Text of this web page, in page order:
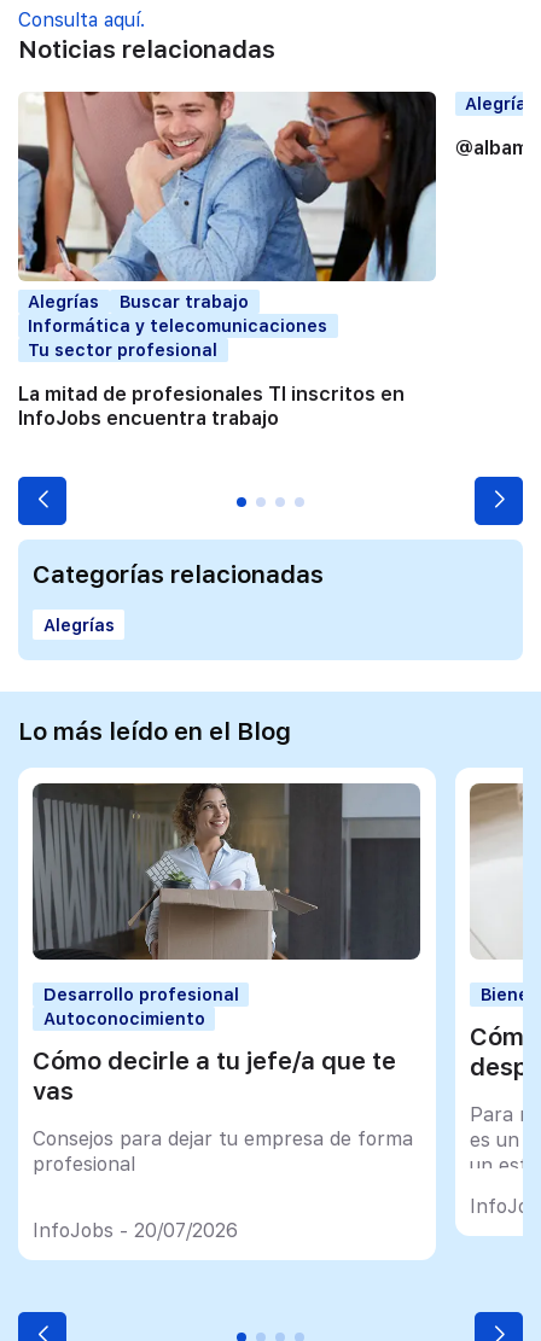
Consulta aquí.
Noticias relacionadas
Alegrías
Buscar trabajo
Informática y telecomunicaciones
Tu sector profesional
La mitad de profesionales TI inscritos en
InfoJobs encuentra trabajo
Alegrías
Categorías relacionadas
Alegrías
Lo más leído en el Blog
Desarrollo profesional
Autoconocimiento
Cómo decirle a tu jefe/a que te
vas
Consejos para dejar tu empresa de forma
profesional
InfoJobs - 20/07/2026
Para
es un
un